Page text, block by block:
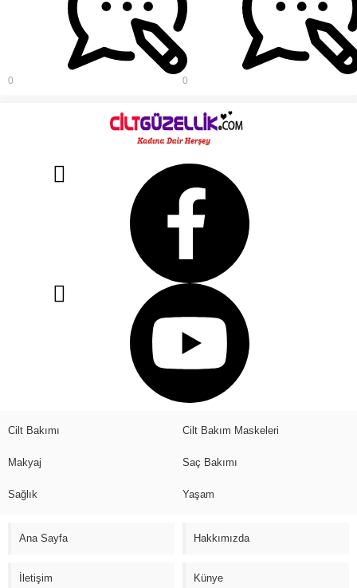
0 0
Cilt Bakımı Cilt Bakım Maskeleri
Makyaj Saç Bakımı
Sağlık Yaşam
Ana Sayfa Hakkımızda
İletişim Künye